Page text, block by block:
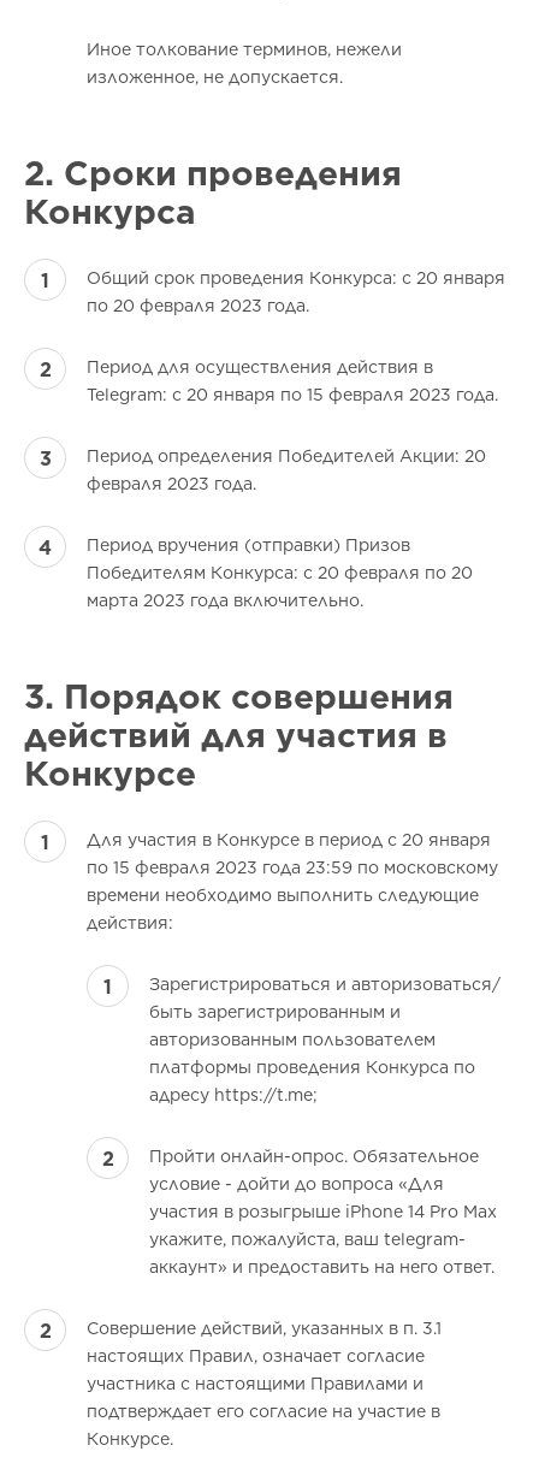
Иное толкование терминов, нежели
изложенное, не допускается.
2. Сроки проведения
Конкурса
Общий срок проведения Конкурса: с 20 января
по 20 февраля 2023 года.
Период для осуществления действия в
Telegram: с 20 января по 15 февраля 2023 года.
Период определения Победителей Акции: 20
февраля 2023 года.
Период вручения (отправки) Призов
Победителям Конкурса: с 20 февраля по 20
марта 2023 года включительно.
3. Порядок совершения
действий для участия в
Конкурсе
Для участия в Конкурсе в период с 20 января
по 15 февраля 2023 года 23:59 по московскому
времени необходимо выполнить следующие
действия:
Зарегистрироваться и авторизоваться/
быть зарегистрированным и
авторизованным пользователем
платформы проведения Конкурса по
адресу https://t.me;
Пройти онлайн-опрос. Обязательное
условие - дойти до вопроса «Для
участия в розыгрыше iPhone 14 Рro Мax
укажите, пожалуйста, ваш telegram-
аккаунт» и предоставить на него ответ.
Совершение действий, указанных в п. 3.1
настоящих Правил, означает согласие
участника с настоящими Правилами и
подтверждает его согласие на участие в
Конкурсе.